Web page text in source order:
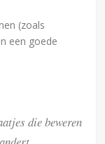
(zoals
een goede
die beweren